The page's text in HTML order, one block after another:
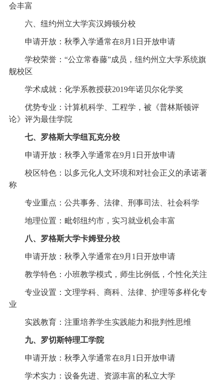
会丰富
六、纽约州立大学宾汉姆顿分校
申请开放：秋季入学通常在8月1日开放申请
学校荣誉：“公立常春藤”成员，纽约州立大学系统旗
舰校区
学术成就：化学系教授获2019年诺贝尔化学奖
优势专业：计算机科学、工程学，被《普林斯顿评
论》评为最佳学院
七、罗格斯大学纽瓦克分校
申请开放：秋季入学通常在9月1日开放申请
校区特色：以多元化人文环境和对社会正义的承诺著
称
专业重点：公共事务、法律、刑事司法、社会科学
地理位置：毗邻纽约市，实习就业机会丰富
八、罗格斯大学卡姆登分校
申请开放：秋季入学通常在9月1日开放申请
教学特色：小班教学模式，师生比例低，个性化关注
专业设置：文理学科、商科、法律、护理等多样化专
业
实践教育：注重培养学生实践能力和批判性思维
九、罗切斯特理工学院
申请开放：秋季入学通常在8月1日开放申请
学术实力：设备先进、资源丰富的私立大学